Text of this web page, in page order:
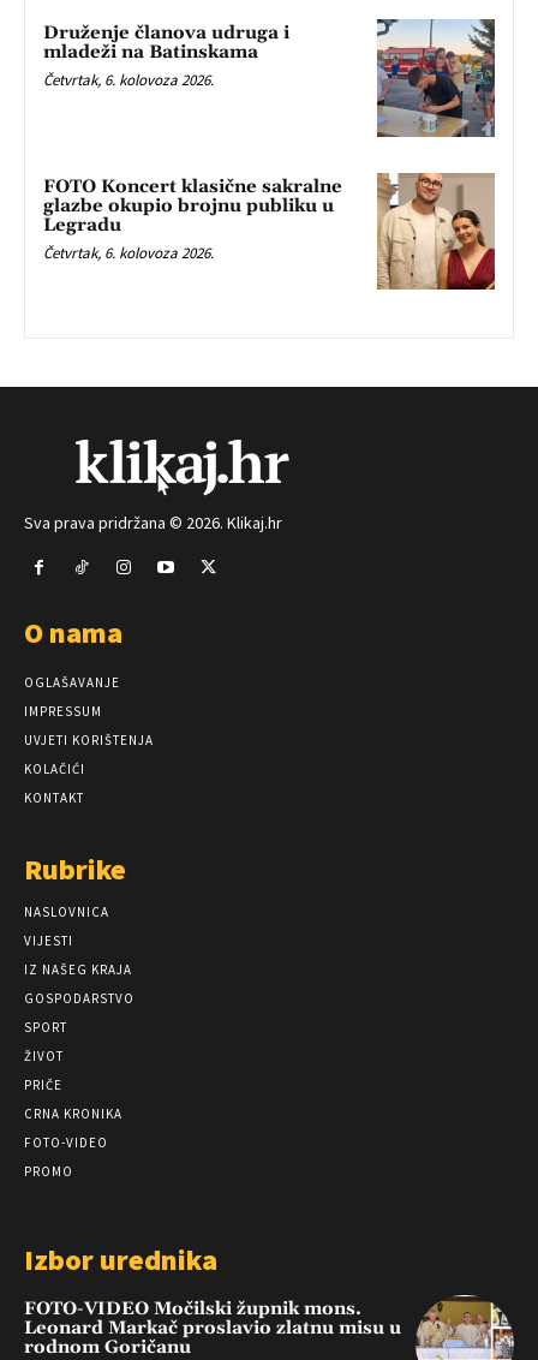
Druženje članova udruga i
mladeži na Batinskama
Četvrtak, 6. kolovoza 2026.
FOTO Koncert klasične sakralne
glazbe okupio brojnu publiku u
Legradu
Četvrtak, 6. kolovoza 2026.
Sva prava pridržana © 2026. Klikaj.hr
O nama
OGLAŠAVANJE
IMPRESSUM
UVJETI KORIŠTENJA
KOLAČIĆI
KONTAKT
Rubrike
NASLOVNICA
VIJESTI
IZ NAŠEG KRAJA
GOSPODARSTVO
SPORT
ŽIVOT
PRIČE
CRNA KRONIKA
FOTO-VIDEO
PROMO
Izbor urednika
FOTO-VIDEO Močilski župnik mons.
Leonard Markač proslavio zlatnu misu u
rodnom Goričanu